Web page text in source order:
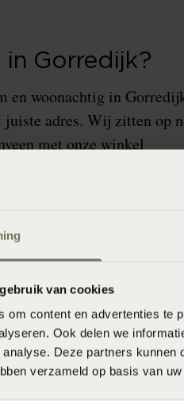
van cookies
om content en advertenties te
Ook delen we
Deze partners
verzameld op basis van
Gorredijk?
en woonachtig in
juiste adres. Wij zitten op
met onze winkel
en bieden de